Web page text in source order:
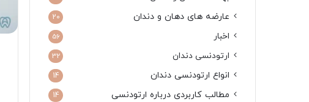
عارضه های دهان و دندان 20
اخبار 56
ارتودنسی دندان 32
انواع ارتودنسی دندان 14
مطالب کاربردی درباره ارتودنسی 14